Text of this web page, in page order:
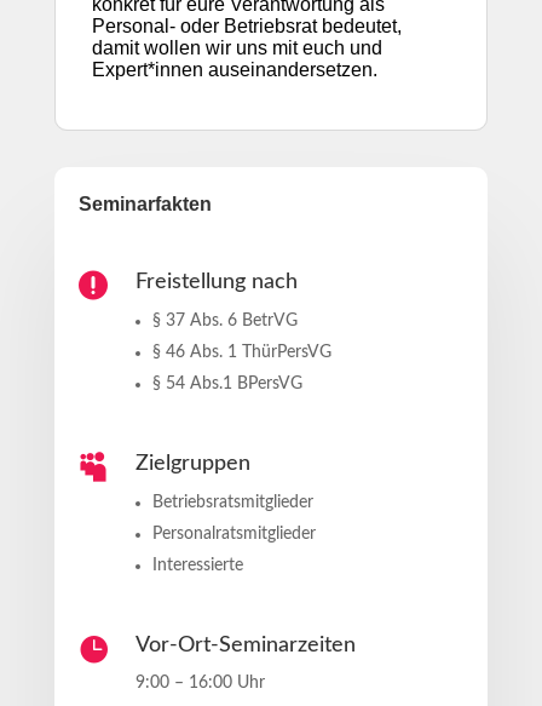
konkret für eure Verantwortung als
Personal- oder Betriebsrat bedeutet,
damit wollen wir uns mit euch und
Expert*innen auseinandersetzen.
Seminarfakten
 Freistellung nach
§ 37 Abs. 6 BetrVG
§ 46 Abs​. 1 ThürPersVG
§ 54 Abs.1 BPersVG
 Zielgruppen
Betriebsratsmitglieder
Personalratsmitglieder
Interessierte
 Vor-Ort-Seminarzeiten
9:00 – 16:00 Uhr